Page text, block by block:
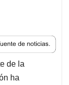
de la
ha